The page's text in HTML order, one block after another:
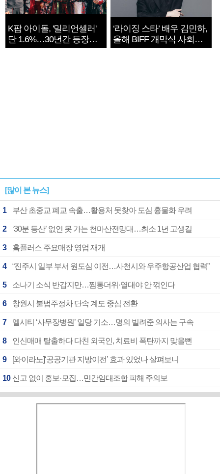
K팝 아이돌, '밀리언셀러'
단 1.6%…30년간 등장
1182개팀 전수조사
‘라이징 스타’ 배우 김민하,
올해 BIFF 개막식 사회자
확정
[많이 본 뉴스]
1 부산 초중교 폐교 속출…활용처 못찾아 도심 흉물화 우려
2 ‘30분 등산’ 없인 못 가는 천마산전망대…최소 1년 고생길
3 홈플러스 주요매장 영업 재개
4 “진주시 일부 부서 원도심 이전…사천시와 우주항공산업 협력”
5 소나기 소식 반갑지만…찜통더위·열대야 안 꺾인다
6 창원시 불법주정차 단속 계도 중심 전환
7 엘시티 ‘사무장병원’ 일당 기소…명의 빌려준 의사는 구속
8 인신매매 탈출하다 다친 외국인, 치료비 폭탄까지 맞을뻔
9 [와이라노]‘공공기관 지방이전’ 효과 있었나 살펴보니
10 신고 없이 홍보·모집…민간임대조합 피해 주의보